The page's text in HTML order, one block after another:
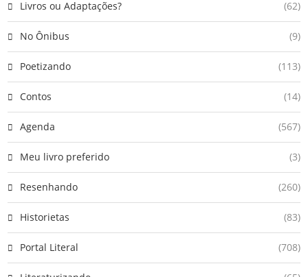
Livros ou Adaptações? (62)
No Ônibus (9)
Poetizando (113)
Contos (14)
Agenda (567)
Meu livro preferido (3)
Resenhando (260)
Historietas (83)
Portal Literal (708)